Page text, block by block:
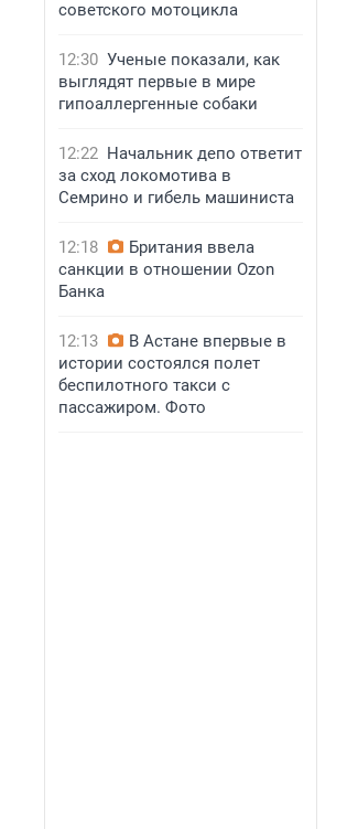
советского мотоцикла
12:30 Ученые показали, как
выглядят первые в мире
гипоаллергенные собаки
12:22 Начальник депо ответит
за сход локомотива в
Семрино и гибель машиниста
12:18
Британия ввела
санкции в отношении Ozon
Банка
12:13
В Астане впервые в
истории состоялся полет
беспилотного такси с
пассажиром. Фото